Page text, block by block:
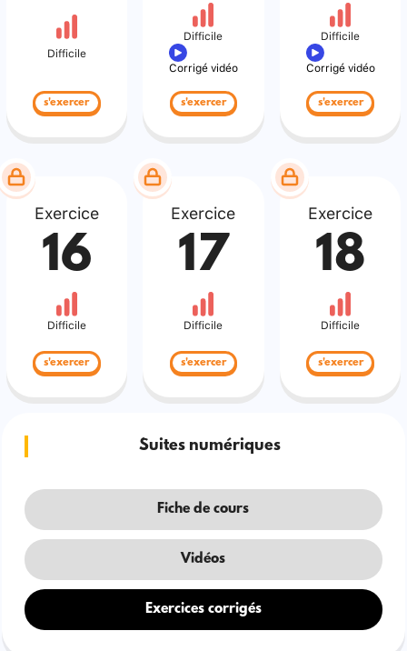
Difficile
s'exercer
Difficile
Corrigé vidéo
s'exercer
Difficile
Corrigé vidéo
s'exercer
Exercice
16
Difficile
s'exercer
Exercice
17
Difficile
s'exercer
Exercice
18
Difficile
s'exercer
Suites numériques
Fiche de cours
Vidéos
Exercices corrigés